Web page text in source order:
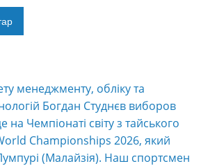
менеджменту, обліку та
Богдан Студнєв виборов
на Чемпіонаті світу з тайського
Championships 2026, який
(Малайзія). Наш спортсмен